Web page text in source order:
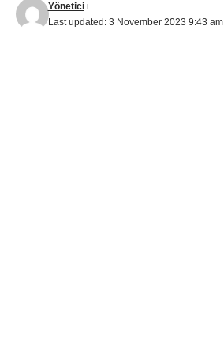
Last updated: 3 November 2023 9:43 am
Yönetici